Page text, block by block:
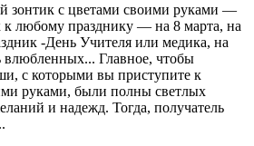
зонтик с цветами своими руками —
к любому празднику — на 8 марта, на
-День Учителя или медика, на
влюбленных... Главное, чтобы
с которыми вы приступите к
руками, были полны светлых
и надежд. Тогда, получатель